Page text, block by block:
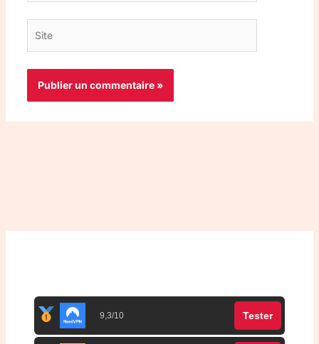
9,3/10 Tester